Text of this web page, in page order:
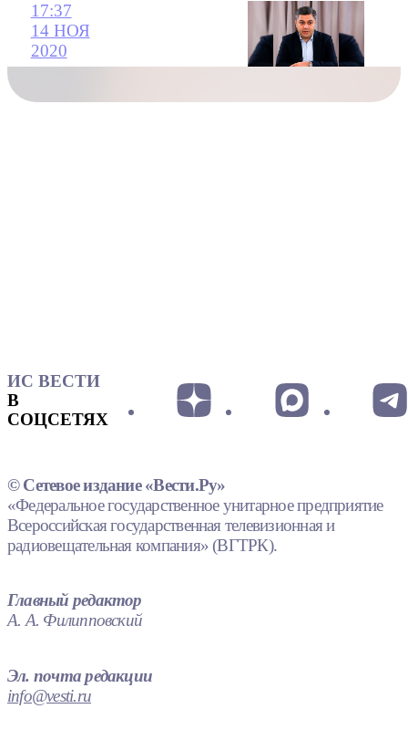
17:37
14 НОЯ
2020
ИС ВЕСТИ
В
СОЦСЕТЯХ
© Сетевое издание «Вести.Ру»
«Федеральное государственное унитарное предприятие
Всероссийская государственная телевизионная и
радиовещательная компания» (ВГТРК).
Главный редактор
А. А. Филипповский
Эл. почта редакции
info@vesti.ru